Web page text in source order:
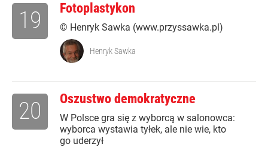
Fotoplastykon
© Henryk Sawka (www.przyssawka.pl)
19
Henryk Sawka
Oszustwo demokratyczne
W Polsce gra się z wyborcą w salonowca:
wyborca wystawia tyłek, ale nie wie, kto
go uderzył
20